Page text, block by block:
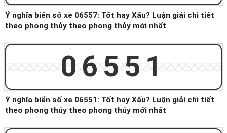
Ý nghĩa biển số xe 06557: Tốt hay Xấu? Luận giải chi tiết
theo phong thủy theo phong thủy mới nhất
06551
Ý nghĩa biển số xe 06551: Tốt hay Xấu? Luận giải chi tiết
theo phong thủy theo phong thủy mới nhất